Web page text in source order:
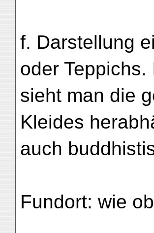
f. Darstellung
oder Teppichs.
sieht man die
Kleides
auch
Fundort: wie